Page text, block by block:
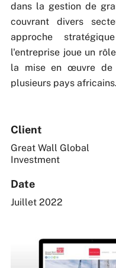
dans la gestion de
couvrant divers
approche
l'entreprise joue un
la mise en œuvre de
plusieurs pays africains.
Client
Great Wall Global
Investment
Date
Juillet 2022